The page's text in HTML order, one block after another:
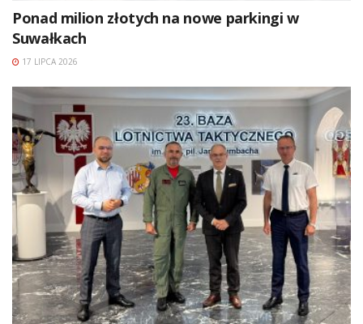
Ponad milion złotych na nowe parkingi w
Suwałkach
17 LIPCA 2026